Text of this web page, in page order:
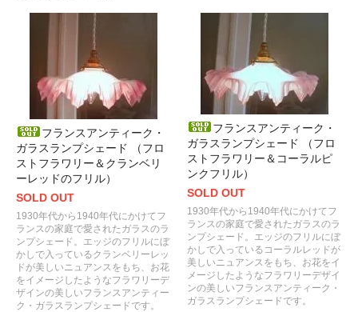
フランスアンティーク・
ガラスランプシェード （フロ
ストフラワリー＆クランベリ
ーレッドのフリル）
SOLD OUT
1930年代から1940年代にかけてフ
ランスの家庭で愛されたガラスのラ
ンプシェード。エッジのフリルにぼ
かしで入っているクランベリーレッ
ドが美しいニュアンスをもち、お花
をイメージしたようなフラワリーデ
ザインの美しいフランスアンティー
ク・ガラスランプシェードです。
フランスアンティーク・
ガラスランプシェード （フロ
ストフラワリー＆コーラルピ
ンクフリル）
SOLD OUT
1930年代から1940年代にかけてフ
ランスの家庭で愛されたガラスのラ
ンプシェード。エッジのフリルにぼ
かしで入っているコーラルレッドが
美しいニュアンスをもち、お花をイ
メージしたようなフラワリーデザイ
ンの美しいフランスアンティーク・
ガラスランプシェードです。